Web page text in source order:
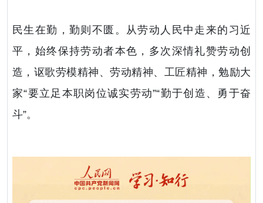
民生在勤，勤则不匮。从劳动人民中走来的习近
平，始终保持劳动者本色，多次深情礼赞劳动创
造，讴歌劳模精神、劳动精神、工匠精神，勉励大
家“要立足本职岗位诚实劳动”“勤于创造、勇于奋
斗”。